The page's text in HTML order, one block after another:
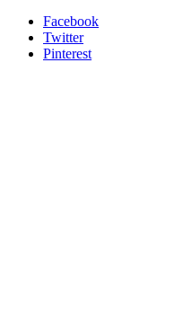
Facebook
Twitter
Pinterest